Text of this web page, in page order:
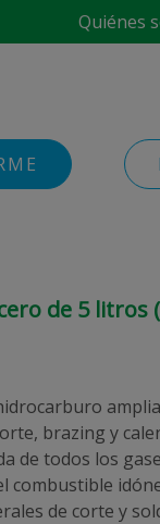
Quiénes
de 5 litros
brazing y
de todos los
combustible
de corte y